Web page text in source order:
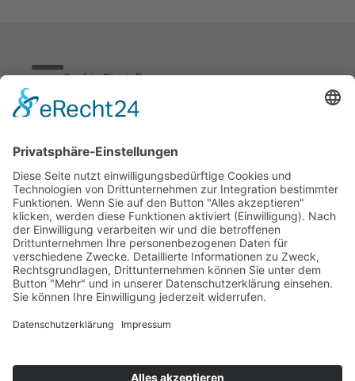
Cookie-Einstellungen
Stickereien & Textilien GmbH| Alle Rechte vorbehalten